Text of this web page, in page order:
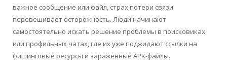
важное сообщение или файл, страх потери связи
перевешивает осторожность. Люди начинают
самостоятельно искать решение проблемы в поисковиках
или профильных чатах, где их уже поджидают ссылки на
фишинговые ресурсы и зараженные APK-файлы.